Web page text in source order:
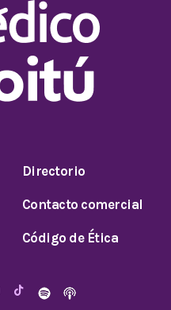
Directorio
Contacto comercial
Código de Ética